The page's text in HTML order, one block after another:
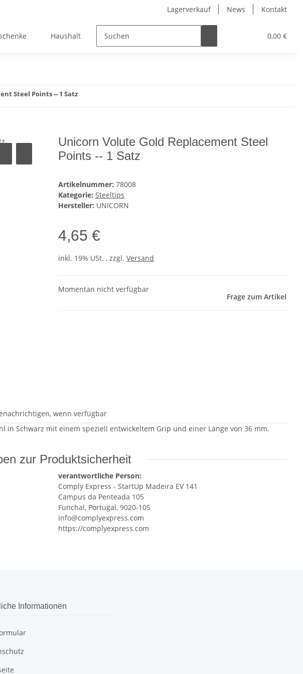
Lagerverkauf News Kontakt
0,00 €
Haushalt Kinder Hersteller
Steel Points -- 1 Satz
Unicorn Volute Gold Replacement Steel
Points -- 1 Satz
Artikelnummer: 78008
Kategorie: Steeltips
Hersteller: UNICORN
4,65 €
inkl. 19% USt. , zzgl. Versand
Momentan nicht verfügbar
Frage zum Artikel
wenn verfügbar
in Schwarz mit einem speziell entwickeltem Grip und einer Länge von 36 mm.
zur Produktsicherheit
verantwortliche Person:
Comply Express - StartUp Madeira EV 141
Campus da Penteada 105
Funchal, Portugal, 9020-105
info@complyexpress.com
https://complyexpress.com
Informationen